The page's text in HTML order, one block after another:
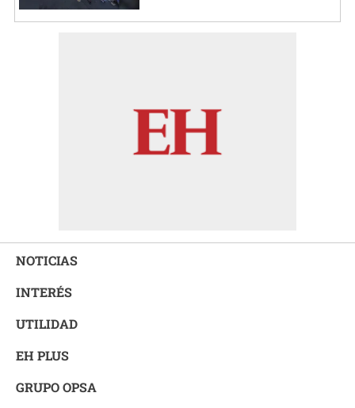
NOTICIAS
INTERÉS
UTILIDAD
EH PLUS
GRUPO OPSA